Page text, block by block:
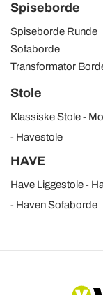
Spiseborde
Spiseborde Runde
Sofaborde
Transformator
Stole
Klassiske Stole
Havestole
HAVE
Have Liggestole
Haven Sofaborde